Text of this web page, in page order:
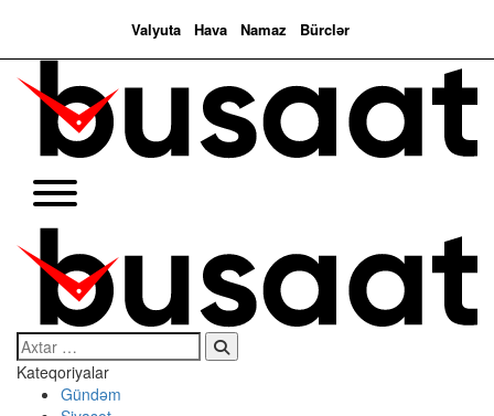
Valyuta Hava Namaz Bürclər
Search…
Kateqoriyalar
Gündəm